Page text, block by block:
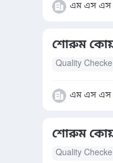
এম এস এস
শোরুম
Quality
এম এস এস
শোরুম
Quality